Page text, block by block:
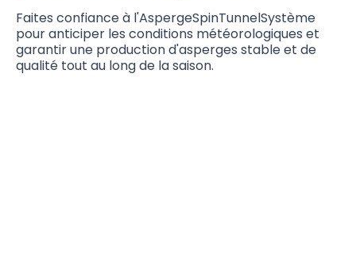
Faites confiance à l'AspergeSpinTunnelSystème
pour anticiper les conditions météorologiques et
garantir une production d'asperges stable et de
qualité tout au long de la saison.